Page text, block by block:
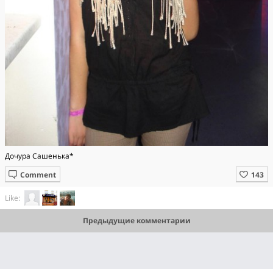
Дочура Сашенька*
Comment
Like:
Предыдущие комментарии